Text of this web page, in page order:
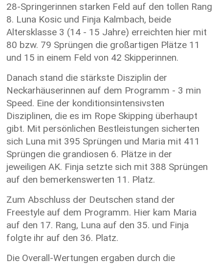
28-Springerinnen starken Feld auf den tollen Rang
8. Luna Kosic und Finja Kalmbach, beide
Altersklasse 3 (14 - 15 Jahre) erreichten hier mit
80 bzw. 79 Sprüngen die großartigen Plätze 11
und 15 in einem Feld von 42 Skipperinnen.
Danach stand die stärkste Disziplin der
Neckarhäuserinnen auf dem Programm - 3 min
Speed. Eine der konditionsintensivsten
Disziplinen, die es im Rope Skipping überhaupt
gibt. Mit persönlichen Bestleistungen sicherten
sich Luna mit 395 Sprüngen und Maria mit 411
Sprüngen die grandiosen 6. Plätze in der
jeweiligen AK. Finja setzte sich mit 388 Sprüngen
auf den bemerkenswerten 11. Platz.
Zum Abschluss der Deutschen stand der
Freestyle auf dem Programm. Hier kam Maria
auf den 17. Rang, Luna auf den 35. und Finja
folgte ihr auf den 36. Platz.
Die Overall-Wertungen ergaben durch die